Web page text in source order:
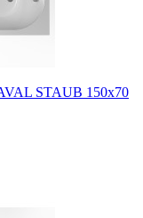
STAUB 150х70